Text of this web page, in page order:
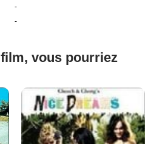
-
-
vous pourriez